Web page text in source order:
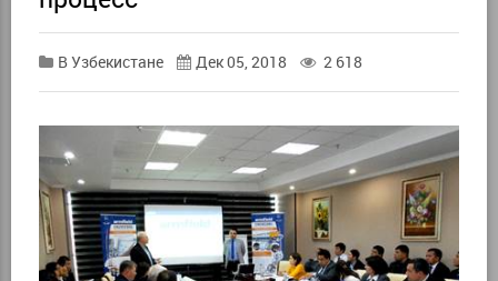
В Узбекистане Дек 05, 2018 2 618